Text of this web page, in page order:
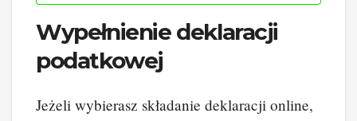
Wypełnienie deklaracji
podatkowej
Jeżeli wybierasz składanie deklaracji online,